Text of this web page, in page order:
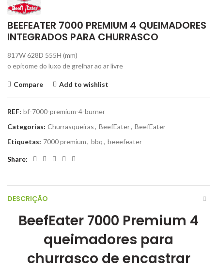
BEEFEATER 7000 PREMIUM 4 QUEIMADORES
INTEGRADOS PARA CHURRASCO
817W 628D 555H (mm)
o epítome do luxo de grelhar ao ar livre
Compare Add to wishlist
REF: bf-7000-premium-4-burner
Categorias: Churrasqueiras, BeefEater, BeefEater
Etiquetas: 7000 premium, bbq, beeefeater
Share
DESCRIÇÃO
BeefEater 7000 Premium 4
queimadores para
churrasco de encastrar